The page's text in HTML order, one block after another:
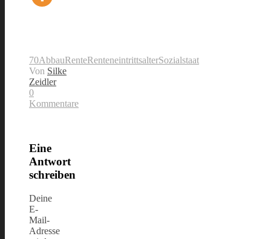
70AbbauRenteRenteneintrittsalterSozialstaat
Von Silke
Zeidler
0
Kommentare
Eine
Antwort
schreiben
Deine
E-
Mail-
Adresse